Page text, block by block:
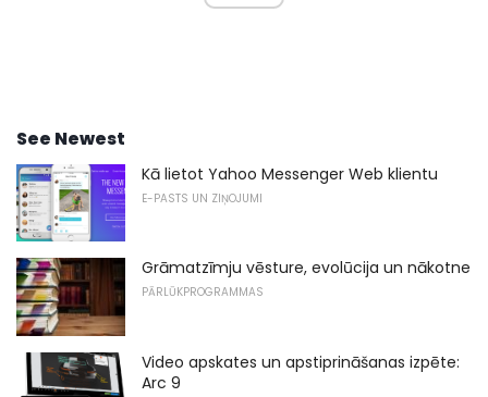
See Newest
Kā lietot Yahoo Messenger Web klientu
E-PASTS UN ZIŅOJUMI
Grāmatzīmju vēsture, evolūcija un nākotne
PĀRLŪKPROGRAMMAS
Video apskates un apstiprināšanas izpēte:
Arc 9